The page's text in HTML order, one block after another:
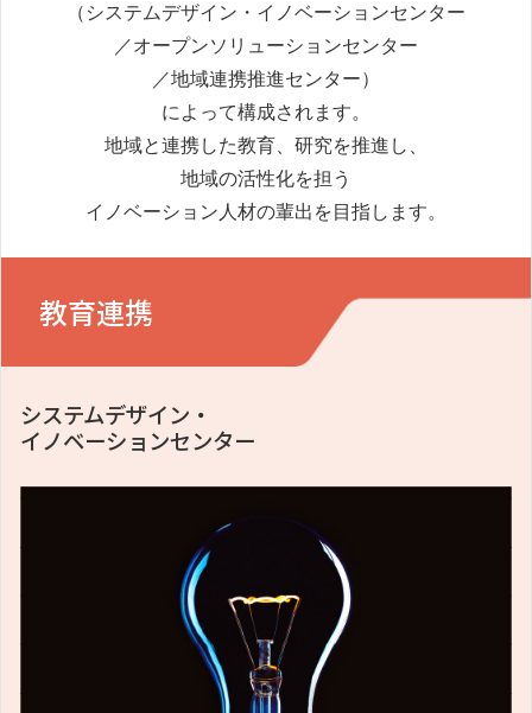
（システムデザイン・イノベーションセンター
／オープンソリューションセンター
／地域連携推進センター）
によって構成されます。
地域と連携した教育、研究を推進し、
地域の活性化を担う
イノベーション人材の輩出を目指します。
教育連携
システムデザイン・
イノベーションセンター